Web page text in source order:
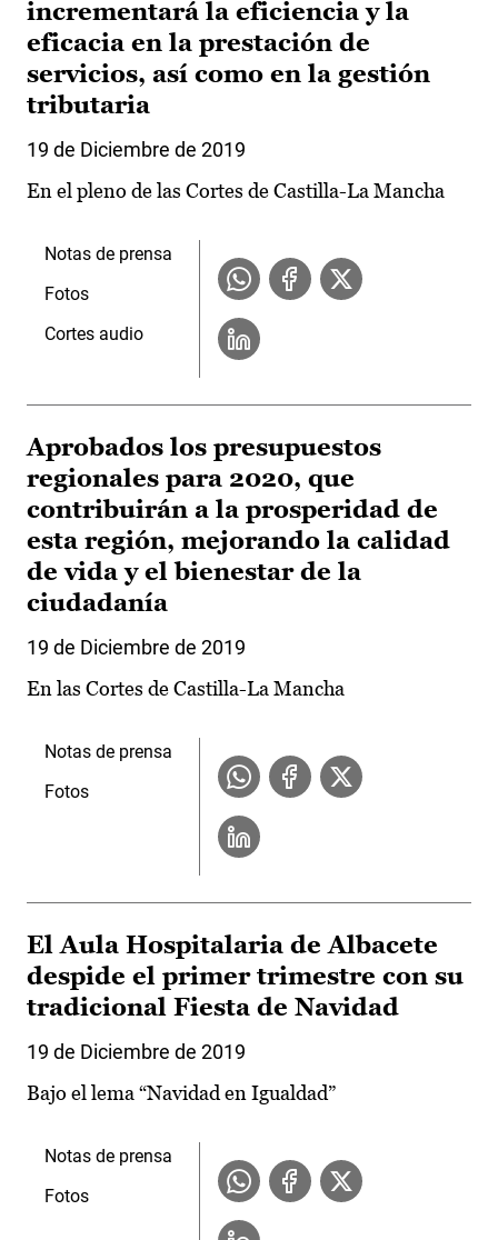
incrementará la eficiencia y la
eficacia en la prestación de
servicios, así como en la gestión
tributaria
19 de Diciembre de 2019
En el pleno de las Cortes de Castilla-La Mancha
Notas de prensa
Fotos
Cortes audio
Aprobados los presupuestos
regionales para 2020, que
contribuirán a la prosperidad de
esta región, mejorando la calidad
de vida y el bienestar de la
ciudadanía
19 de Diciembre de 2019
En las Cortes de Castilla-La Mancha
Notas de prensa
Fotos
El Aula Hospitalaria de Albacete
despide el primer trimestre con su
tradicional Fiesta de Navidad
19 de Diciembre de 2019
Bajo el lema “Navidad en Igualdad”
Notas de prensa
Fotos